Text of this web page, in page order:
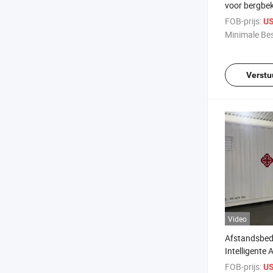
voor
hooggelegen
FOB-prijs:
Minimale
Video
Intelligente
Modulaire
FOB-prijs: